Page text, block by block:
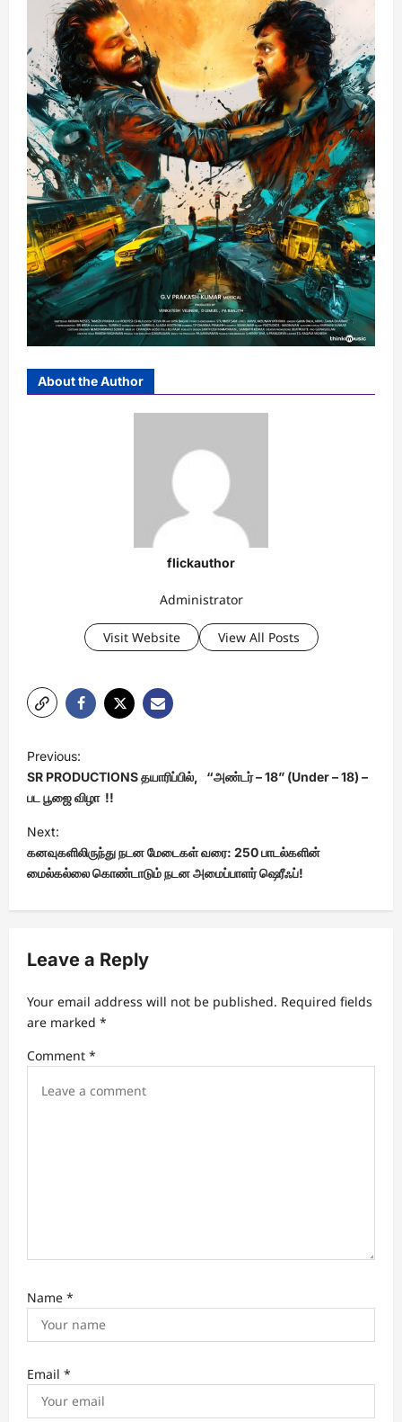
About the Author
flickauthor
Administrator
Visit Website View All Posts
o
s
t
n
a
v
g
a
t
i
Previous:
SR PRODUCTIONS தயாரிப்பில், “அண்டர் – 18” (Under – 18) –
பட பூஜை விழா !!
Next:
கனவுகளிலிருந்து நடன மேடைகள் வரை: 250 பாடல்களின்
மைல்கல்லை கொண்டாடும் நடன அமைப்பாளர் ஷெரீஃப்!
Leave a Reply
Your email address will not be published. Required fields
are marked *
Comment *
Name *
Email *